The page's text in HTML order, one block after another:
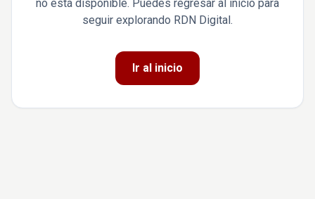
no está disponible. Puedes regresar al inicio para
seguir explorando RDN Digital.
Ir al inicio